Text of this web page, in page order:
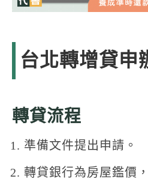
台北轉增貸申
轉貸流程
準備文件提出申請。
轉貸銀行為房屋鑑價